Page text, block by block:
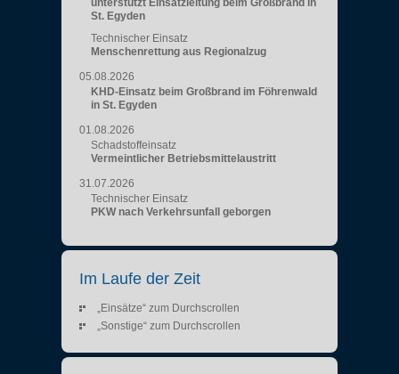
unterstützt Einsatzleitung beim Großbrand in
St. Egyden
Technischer Einsatz
Menschenrettung aus Regionalzug
05.08.2026
KHD-Einsatz beim Großbrand im Föhrenwald
in St. Egyden
01.08.2026
Schadstoffeinsatz
Vermeintlicher Betriebsmittelaustritt
31.07.2026
Technischer Einsatz
PKW nach Verkehrsunfall geborgen
Im Laufe der Zeit
„Einsätze“ zum Durchscrollen
„Sonstige“ zum Durchscrollen